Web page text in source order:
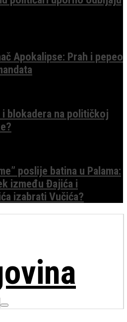
Apokalipse: Prah i pepeo
i blokadera na političkoj
poslije batina u Palama:
između Đajića i
izabrati Vučića?